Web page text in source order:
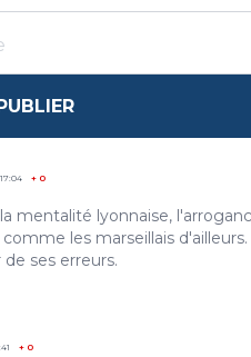
+ 0
mentalité lyonnaise,
les marseillais
ses erreurs.
+ 0